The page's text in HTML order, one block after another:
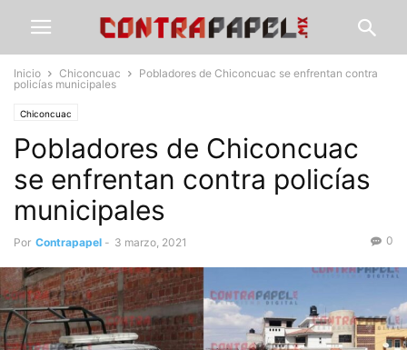
Inicio Chiconcuac
Pobladores de Chiconcuac se enfrentan contra
policías municipales
Chiconcuac
Pobladores de Chiconcuac
se enfrentan contra policías
municipales
Por Contrapapel - 3 marzo, 2021 0